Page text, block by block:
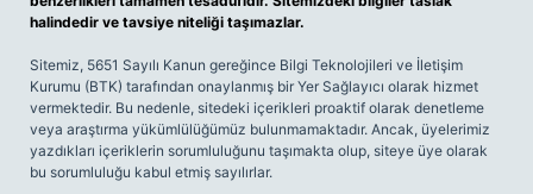
halindedir ve tavsiye niteliği taşımazlar.
Sitemiz, 5651 Sayılı Kanun gereğince Bilgi Teknolojileri ve İletişim
Kurumu (BTK) tarafından onaylanmış bir Yer Sağlayıcı olarak hizmet
vermektedir. Bu nedenle, sitedeki içerikleri proaktif olarak denetleme
veya araştırma yükümlülüğümüz bulunmamaktadır. Ancak, üyelerimiz
yazdıkları içeriklerin sorumluluğunu taşımakta olup, siteye üye olarak
bu sorumluluğu kabul etmiş sayılırlar.